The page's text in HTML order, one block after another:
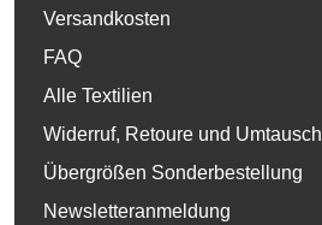
Versandkosten
FAQ
Alle Textilien
Widerruf, Retoure und Umtausch
Übergrößen Sonderbestellung
Newsletteranmeldung